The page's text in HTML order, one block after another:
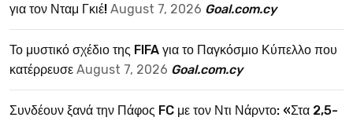
για τον Νταμ Γκιέ! August 7, 2026 Goal.com.cy
Το μυστικό σχέδιο της FIFA για το Παγκόσμιο Κύπελλο που
κατέρρευσε August 7, 2026 Goal.com.cy
Συνδέουν ξανά την Πάφος FC με τον Ντι Νάρντο: «Στα 2,5-